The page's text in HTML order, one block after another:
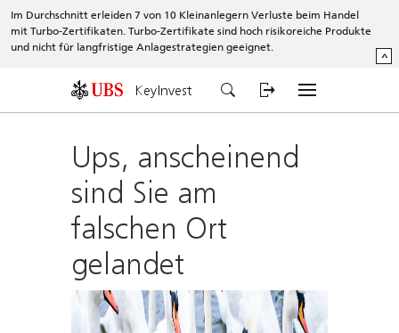
Im Durchschnitt erleiden 7 von 10 Kleinanlegern Verluste beim Handel
mit Turbo-Zertifikaten. Turbo-Zertifikate sind hoch risikoreiche Produkte
und nicht für langfristige Anlagestrategien geeignet.
^
KeyInvest
Ups, anscheinend
sind Sie am
falschen Ort
gelandet